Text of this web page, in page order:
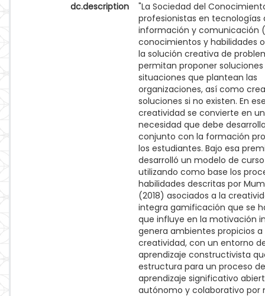
dc.description
"La Sociedad del
profesionistas en tecnologías
información y comunicación
conocimientos y habilidades
la solución creativa de
permitan proponer soluciones
situaciones que plantean las
organizaciones, así como
soluciones si no existen. En
creatividad se convierte en
necesidad que debe
conjunto con la formación
los estudiantes. Bajo esa
desarrolló un modelo de
utilizando como base los
habilidades descritas por
(2018) asociados a la
integra gamificación que se
que influye en la motivación
genera ambientes propicios a
creatividad, con un entorno
aprendizaje constructivista
estructura para un proceso de
aprendizaje significativo
autónomo y colaborativo por